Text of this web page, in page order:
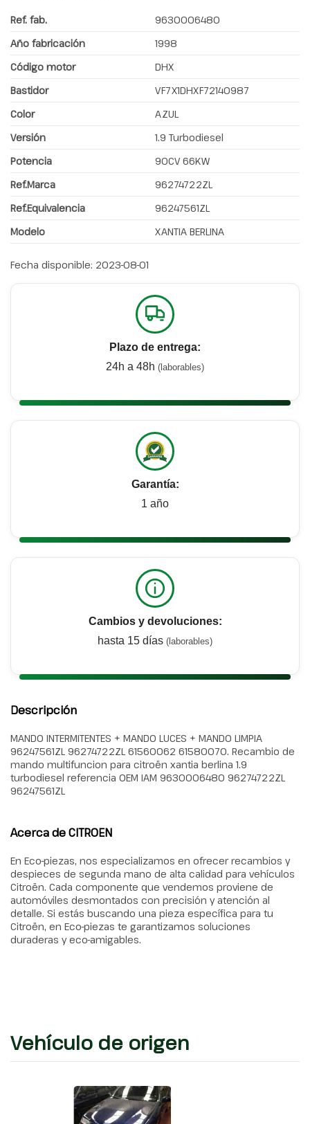
Ref. fab.
9630006480
Año fabricación
1998
Código motor
DHX
Bastidor
VF7X1DHXF72140987
Color
AZUL
Versión
1.9 Turbodiesel
Potencia
90CV 66KW
Ref.Marca
96274722ZL
Ref.Equivalencia
96247561ZL
Modelo
XANTIA BERLINA
Fecha disponible: 2023-08-01
Plazo de entrega:
24h a 48h (laborables)
Garantía:
1 año
Cambios y devoluciones:
hasta 15 días (laborables)
Descripción
MANDO INTERMITENTES + MANDO LUCES + MANDO LIMPIA
96247561ZL 96274722ZL 61560062 61580070. Recambio de
mando multifuncion para citroën xantia berlina 1.9
turbodiesel referencia OEM IAM 9630006480 96274722ZL
96247561ZL
Acerca de CITROEN
En Eco-piezas, nos especializamos en ofrecer recambios y
despieces de segunda mano de alta calidad para vehículos
Citroën. Cada componente que vendemos proviene de
automóviles desmontados con precisión y atención al
detalle. Si estás buscando una pieza específica para tu
Citroën, en Eco-piezas te garantizamos soluciones
duraderas y eco-amigables.
Vehículo de origen